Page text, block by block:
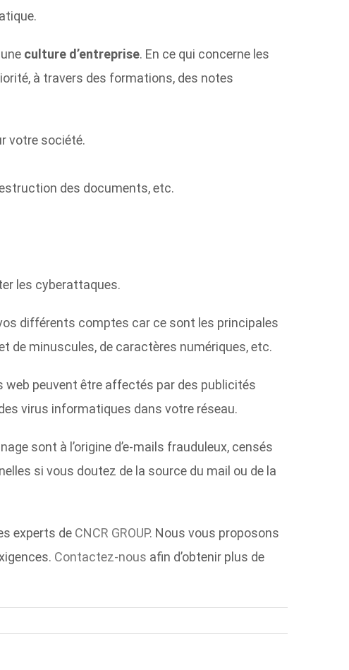
culture d’entreprise. En ce qui concerne les
à travers des formations, des notes
votre société.
des documents, etc.
les cyberattaques.
différents comptes car ce sont les principales
de minuscules, de caractères numériques, etc.
web peuvent être affectés par des publicités
virus informatiques dans votre réseau.
sont à l’origine d’e-mails frauduleux, censés
si vous doutez de la source du mail ou de la
experts de CNCR GROUP. Nous vous proposons
Contactez-nous afin d’obtenir plus de